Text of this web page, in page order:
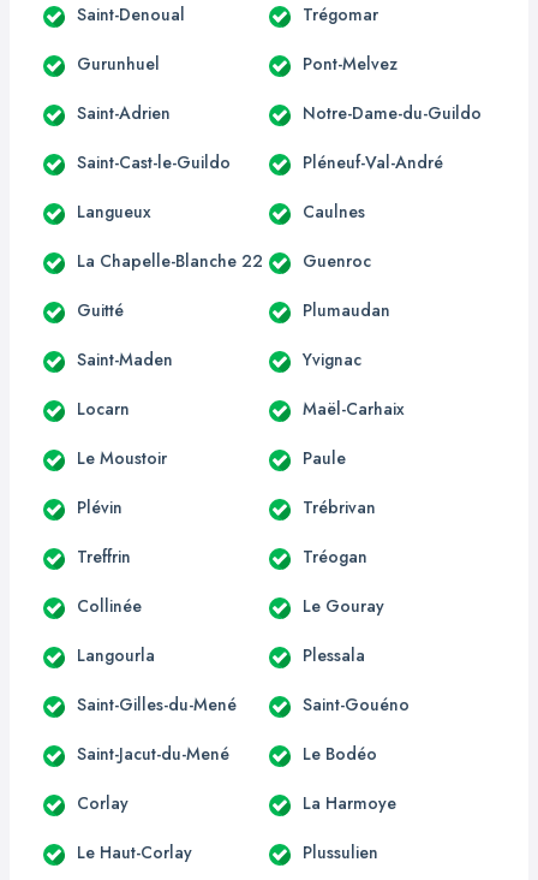
Saint-Denoual Trégomar
Gurunhuel Pont-Melvez
Saint-Adrien Notre-Dame-du-Guildo
Saint-Cast-le-Guildo Pléneuf-Val-André
Langueux Caulnes
La Chapelle-Blanche 22 Guenroc
Guitté Plumaudan
Saint-Maden Yvignac
Locarn Maël-Carhaix
Le Moustoir Paule
Plévin Trébrivan
Treffrin Tréogan
Collinée Le Gouray
Langourla Plessala
Saint-Gilles-du-Mené Saint-Gouéno
Saint-Jacut-du-Mené Le Bodéo
Corlay La Harmoye
Le Haut-Corlay Plussulien